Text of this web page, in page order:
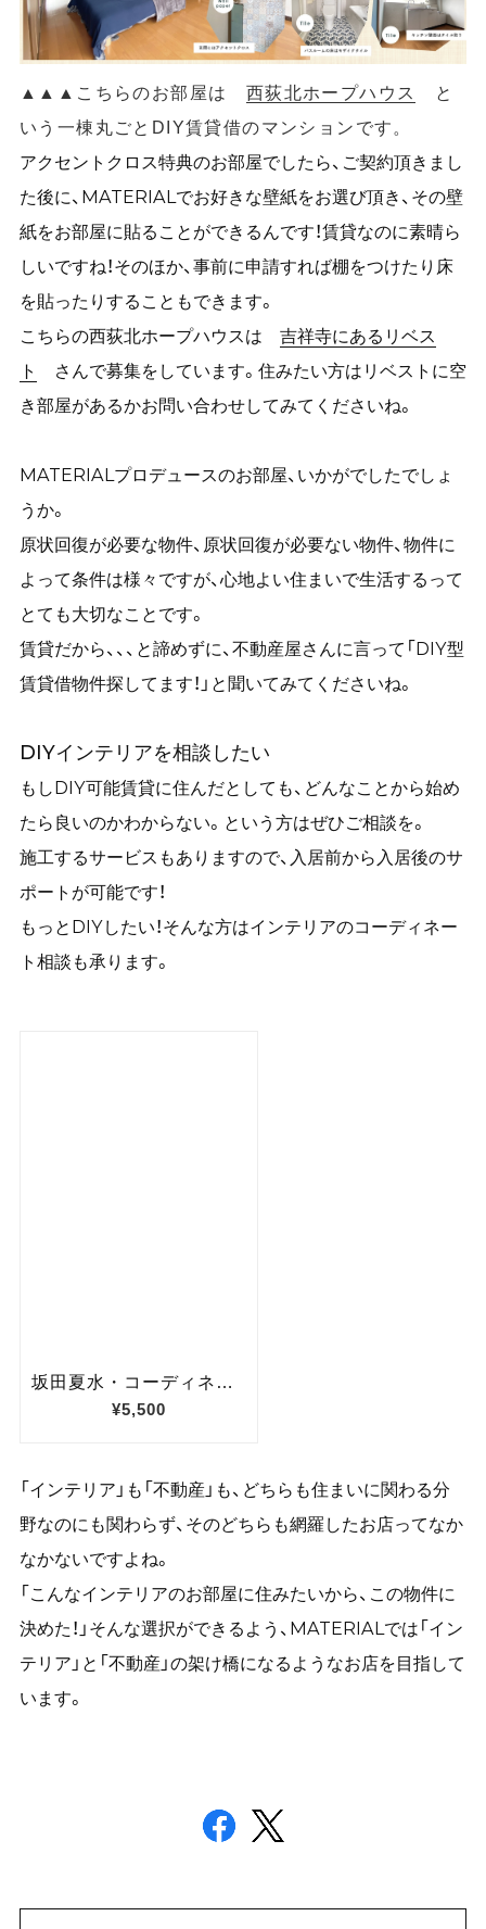
▲ ▲ ▲こちらのお部屋は 西荻北ホープハウス
と
いう一棟丸ごとDIY賃貸借のマンションです。
アクセントクロス特典のお部屋でしたら、ご契約頂きまし
た後に、MATERIALでお好きな壁紙をお選び頂き、その壁
紙をお部屋に貼ることができるんです！賃貸なのに素晴ら
しいですね！そのほか、事前に申請すれば棚をつけたり床
を貼ったりすることもできます。
こちらの西荻北ホープハウスは 吉祥寺にあるリベス
ト
さんで募集をしています。住みたい方はリベストに空
き部屋があるかお問い合わせしてみてくださいね。
MATERIALプロデュースのお部屋、いかがでしたでしょ
うか。
原状回復が必要な物件、原状回復が必要ない物件、物件に
よって条件は様々ですが、心地よい住まいで生活するって
とても大切なことです。
賃貸だから、、、と諦めずに、不動産屋さんに言って「DIY型
賃貸借物件探してます！」と聞いてみてくださいね。
DIYインテリアを相談したい
もしDIY可能賃貸に住んだとしても、どんなことから始め
たら良いのかわからない。という方はぜひご相談を。
施工するサービスもありますので、入居前から入居後のサ
ポートが可能です！
もっとDIYしたい！そんな方はインテリアのコーディネー
ト相談も承ります。
「インテリア」も「不動産」も、どちらも住まいに関わる分
野なのにも関わらず、そのどちらも網羅したお店ってなか
なかないですよね。
「こんなインテリアのお部屋に住みたいから、この物件に
決めた！」そんな選択ができるよう、MATERIALでは「イン
テリア」と「不動産」の架け橋になるようなお店を目指して
います。